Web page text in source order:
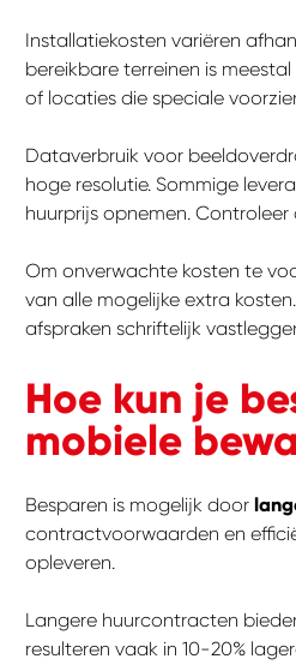
Installatiekosten variëren
bereikbare terreinen is
of locaties die speciale
Dataverbruik voor
hoge resolutie. Sommige
huurprijs opnemen.
Om onverwachte kosten te
van alle mogelijke extra
afspraken schriftelijk
Hoe kun je
mobiele
Besparen is mogelijk door
contractvoorwaarden en
opleveren.
Langere huurcontracten
resulteren vaak in 10-20%